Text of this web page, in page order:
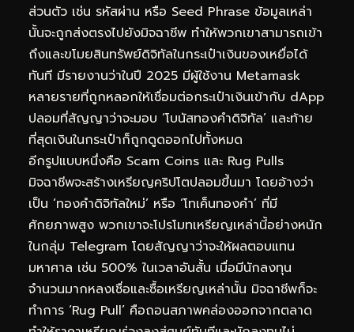
ส่วนตัว เช่น รหัสผ่าน หรือ Seed Phrase ข้อมูลเหล่า
นั้นจะถูกส่งตรงไปยังมิจฉาชีพ ทำให้พวกเขาสามารถเข้า
ถึงและขโมยสินทรัพย์ดิจิทัลในกระเป๋าเงินของเหยื่อได้
ทันที มีรายงานว่าในปี 2025 มีผู้ใช้งาน Metamask
หลายรายที่ถูกหลอกให้เชื่อมต่อกระเป๋าเงินเข้ากับ dApp
ปลอมที่สัญญาว่าจะมอบ ‘โบนัสทองคำดิจิทัล’ และท้าย
ที่สุดเงินในกระเป๋าก็ถูกดูดออกไปทั้งหมด
อีกรูปแบบหนึ่งคือ Scam Coins และ Rug Pulls
มิจฉาชีพจะสร้างเหรียญคริปโตปลอมขึ้นมา โดยอ้างว่า
เป็น ‘ทองคำดิจิทัลใหม่’ หรือ ‘โทเค็นทองคำ’ ที่มี
ศักยภาพสูง พวกเขาจะโปรโมทเหรียญเหล่านี้อย่างหนัก
ในกลุ่ม Telegram โดยสัญญาว่าจะให้ผลตอบแทน
มหาศาล เช่น 500% ในเวลาอันสั้น เมื่อมีนักลงทุน
จำนวนมากหลงเชื่อและซื้อเหรียญเหล่านั้น มิจฉาชีพก็จะ
ทำการ ‘Rug Pull’ คือถอนสภาพคล่องออกจากตลาด